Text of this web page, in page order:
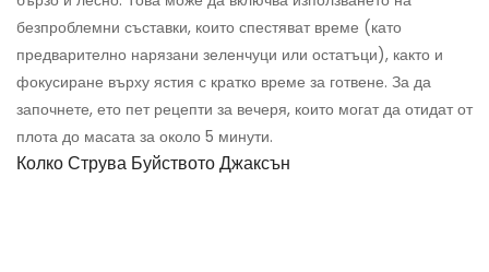
безпроблемни съставки, които спестяват време (като
предварително нарязани зеленчуци или остатъци), както и
фокусиране върху ястия с кратко време за готвене. За да
започнете, ето пет рецепти за вечеря, които могат да отидат от
плота до масата за около 5 минути.
Колко Струва Буйството Джаксън